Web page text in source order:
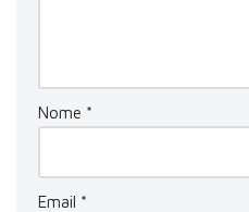
Nome *
Email *